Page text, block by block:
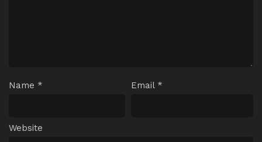
Name * Email *
Website